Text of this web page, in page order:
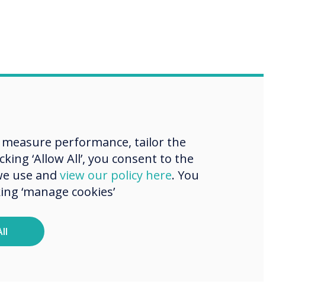
performance, tailor the
‘Allow All’, you consent to the
use and view our policy here. You
‘manage cookies’